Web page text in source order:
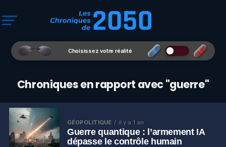
Choisissez votre réalité
Chroniques en rapport avec "guerre"
GÉOPOLITIQUE il y a 1 an
Guerre quantique : l’armement IA
dépasse le contrôle humain